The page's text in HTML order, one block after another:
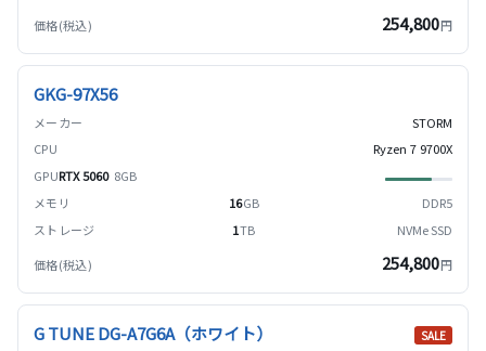
254,800円
GKG-97X56
STORM
Ryzen 7 9700X
RTX 5060 8GB
16GB
DDR5
1TB NVMe SSD
254,800円
G TUNE DG-A7G6A（ホワイト） SALE